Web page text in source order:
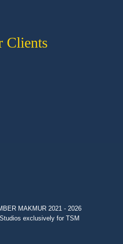
Clients
MAKMUR 2021 - 2026
exclusively for TSM